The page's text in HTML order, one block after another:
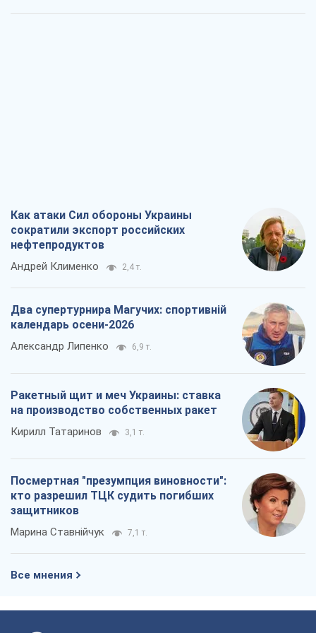
Как атаки Сил обороны Украины
сократили экспорт российских
нефтепродуктов
Андрей Клименко 2,4 т.
Два супертурнира Магучих: спортивній
календарь осени-2026
Александр Липенко 6,9 т.
Ракетный щит и меч Украины: ставка
на производство собственных ракет
Кирилл Татаринов 3,1 т.
Посмертная "презумпция виновности":
кто разрешил ТЦК судить погибших
защитников
Марина Ставнійчук 7,1 т.
Все мнения